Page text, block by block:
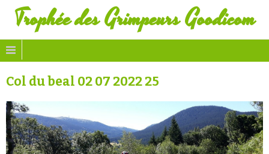
Trophée des Grimpeurs Goodicom
Col du beal 02 07 2022 25